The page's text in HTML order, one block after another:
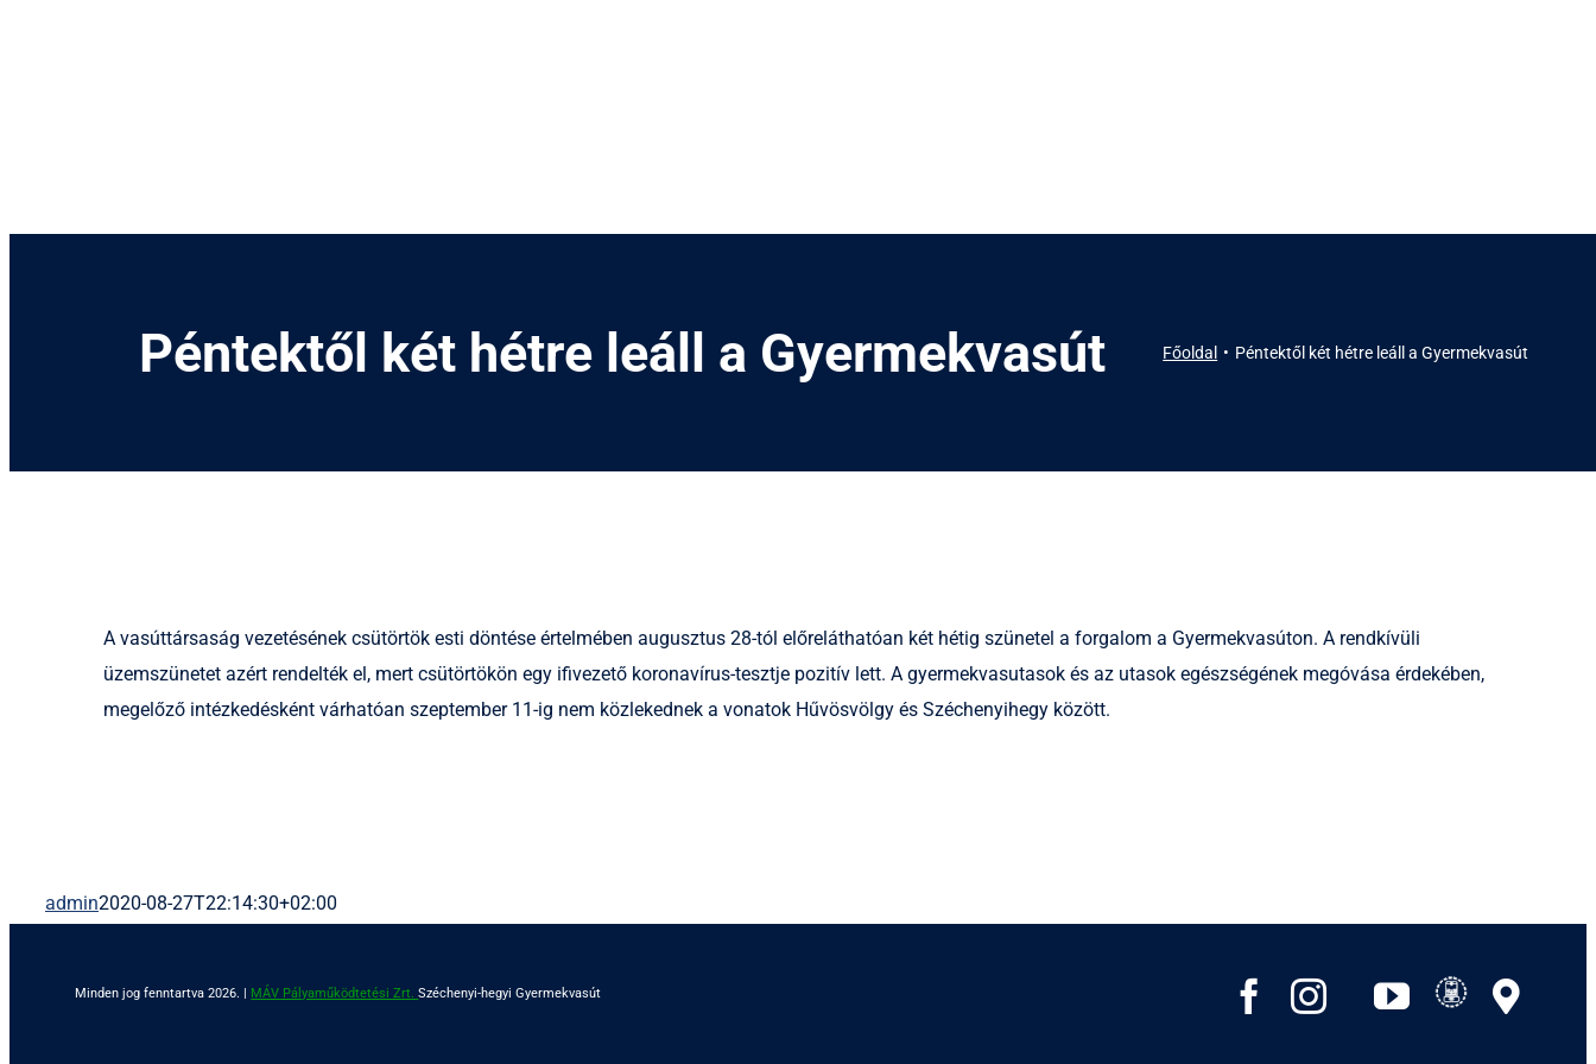
Péntektől két hétre leáll a Gyermekvasút Főoldal Péntektől két hétre leáll a Gyermekvasút
A vasúttársaság vezetésének csütörtök esti döntése értelmében augusztus 28-tól előreláthatóan két hétig szünetel a forgalom a Gyermekvasúton. A rendkívüli
üzemszünetet azért rendelték el, mert csütörtökön egy ifivezető koronavírus-tesztje pozitív lett. A gyermekvasutasok és az utasok egészségének megóvása érdekében,
megelőző intézkedésként várhatóan szeptember 11-ig nem közlekednek a vonatok Hűvösvölgy és Széchenyihegy között.
admin2020-08-27T22:14:30+02:00
Minden jog fenntartva 2026. | MÁV Pályaműködtetési Zrt.Széchenyi-hegyi Gyermekvasút Facebook
Instagram
Tripadvisor
YouTube
SiHuHu